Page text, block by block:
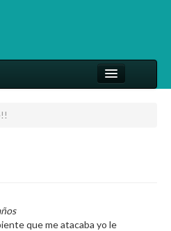
que me atacaba yo le